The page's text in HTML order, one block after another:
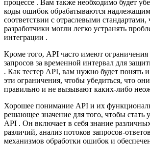
процессе . Вам также необходимо будет
коды ошибок обрабатываются
соответствии с отраслевыми стандартами,
разработчики могли легко устранять
интеграции .
Кроме того, API часто имеют ограничения
запросов за временной интервал для
. Как тестер API, вам нужно будет понять
эти ограничения, чтобы убедиться, что
правильно и не вызывают каких-либо
Хорошее понимание API и их
решающее значение для того, чтобы стать
API . Он включает в себя знание
различий, анализ потоков запросов-
механизмов обработки ошибок и